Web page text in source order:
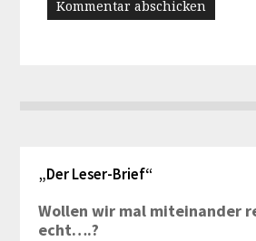
„Der Leser-Brief“
Wollen wir mal miteinander
echt….?